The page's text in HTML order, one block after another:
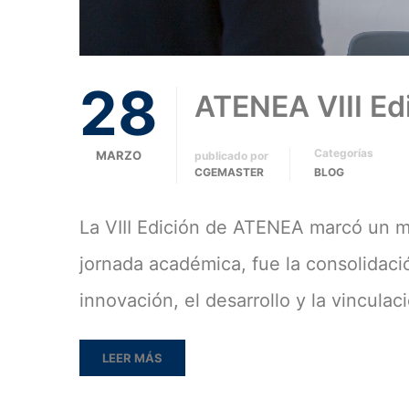
28
MARZO
ATENEA VIII
publicado por
CGEMASTER
Categorías
BLOG
La VIII Edición de ATENEA marcó un
jornada académica, fue la
innovación, el desarrollo y la
LEER MÁS